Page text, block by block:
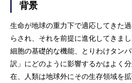
背景
生命が地球の重力下で適応してきた
らされ、それを前提に進化してきま
細胞の基礎的な機能、とりわけタン
訳」にどのように影響するかはよく
在、人類は地球外にその生存領域を